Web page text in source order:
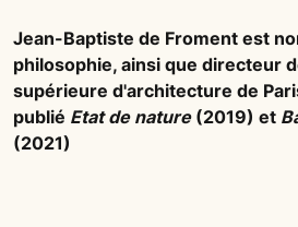
Jean-Baptiste de Froment est
philosophie, ainsi que directeur
supérieure d'architecture de
publié Etat de nature(2019) et
(2021)